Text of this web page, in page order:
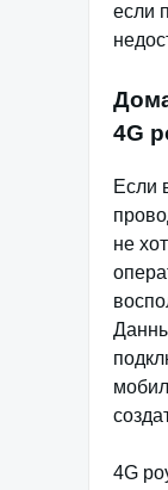
если
4G
Если
не
4G